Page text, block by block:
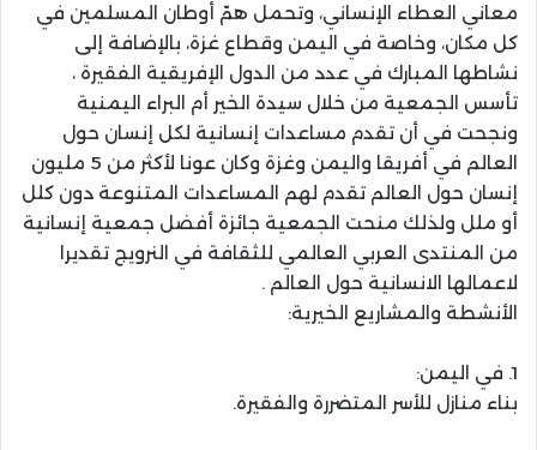
معاني العطاء الإنساني، وتحمل همّ أوطان المسلمين في
كل مكان، وخاصة في اليمن وقطاع غزة، بالإضافة إلى
نشاطها المبارك في عدد من الدول الإفريقية الفقيرة ،
تأسس الجمعية من خلال سيدة الخير أم البراء اليمنية
ونجحت في أن تقدم مساعدات إنسانية لكل إنسان حول
العالم في أفريقا واليمن وغزة وكان عونا لأكثر من 5 مليون
إنسان حول العالم تقدم لهم المساعدات المتنوعة دون كلل
أو ملل ولذلك منحت الجمعية جائزة أفضل جمعية إنسانية
من المنتدى العربي العالمي للثقافة في النرويج تقديرا
لاعمالها الانسانية حول العالم .
الأنشطة والمشاريع الخيرية:
1. في اليمن:
بناء منازل للأسر المتضررة والفقيرة.